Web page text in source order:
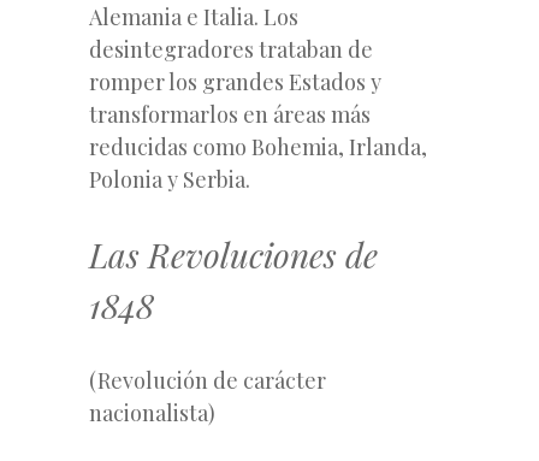
Alemania e Italia. Los
desintegradores trataban de
romper los grandes Estados y
transformarlos en áreas más
reducidas como Bohemia, Irlanda,
Polonia y Serbia.
Las Revoluciones de
1848
(Revolución de carácter
nacionalista)